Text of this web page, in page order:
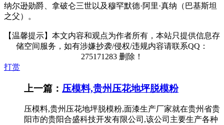
纳尔逊勋爵、拿破仑三世以及穆罕默德·阿里·真纳（巴基斯坦
之父）。
【温馨提示】本文内容和观点为作者所有，本站只提供信息存
储空间服务，如有涉嫌抄袭/侵权/违规内容请联系QQ：
275171283 删除！
打赏
上一篇： 压模料,贵州压花地坪脱模粉
压模料,贵州压花地坪脱模粉,面漆生产厂家就在贵州省贵
阳市的贵阳合盛科技开发有限公司,该公司主要生产各种